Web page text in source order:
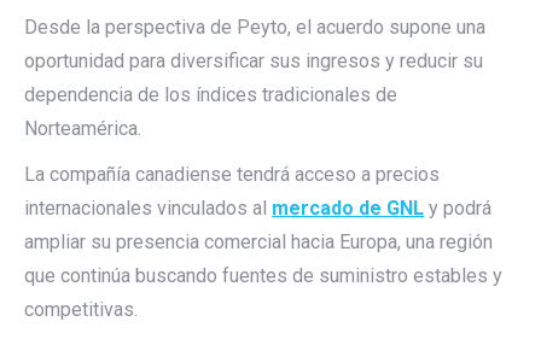
Desde la perspectiva de Peyto, el acuerdo supone una
oportunidad para diversificar sus ingresos y reducir su
dependencia de los índices tradicionales de
Norteamérica.
La compañía canadiense tendrá acceso a precios
internacionales vinculados al mercado de GNL y podrá
ampliar su presencia comercial hacia Europa, una región
que continúa buscando fuentes de suministro estables y
competitivas.